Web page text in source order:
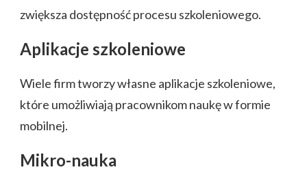
zwiększa dostępność procesu szkoleniowego.
Aplikacje szkoleniowe
Wiele firm tworzy własne aplikacje szkoleniowe,
które umożliwiają pracownikom naukę w formie
mobilnej.
Mikro-nauka